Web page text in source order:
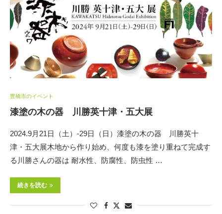
豊橋市のイベント
漆塗の木の器 川勝英十津・五大展
2024.9月21日（土）-29日（日）漆塗の木の器 川勝英十
津・五大展木地から作り始め、何度も漆を塗り重ねて完成す
る川勝さんの器は 耐水性、防腐性、防虫性 …
続きを読む